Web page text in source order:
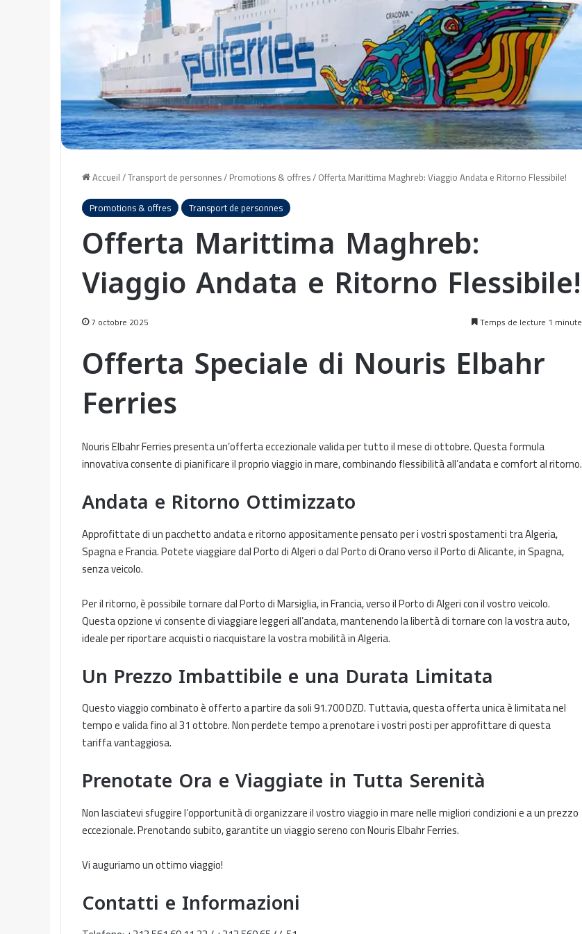
Accueil/Transport de personnes/Promotions & offres/Offerta Marittima Maghreb: Viaggio Andata e Ritorno Flessibile!
Promotions & offres
Transport de personnes
Offerta Marittima Maghreb:
Viaggio Andata e Ritorno Flessibile!
7 octobre 2025 Temps de lecture 1 minute
Offerta Speciale di Nouris Elbahr
Ferries
Nouris Elbahr Ferries presenta un’offerta eccezionale valida per tutto il mese di ottobre. Questa formula
innovativa consente di pianificare il proprio viaggio in mare, combinando flessibilità all’andata e comfort al ritorno.
Andata e Ritorno Ottimizzato
Approfittate di un pacchetto andata e ritorno appositamente pensato per i vostri spostamenti tra Algeria,
Spagna e Francia. Potete viaggiare dal Porto di Algeri o dal Porto di Orano verso il Porto di Alicante, in Spagna,
senza veicolo.
Per il ritorno, è possibile tornare dal Porto di Marsiglia, in Francia, verso il Porto di Algeri con il vostro veicolo.
Questa opzione vi consente di viaggiare leggeri all’andata, mantenendo la libertà di tornare con la vostra auto,
ideale per riportare acquisti o riacquistare la vostra mobilità in Algeria.
Un Prezzo Imbattibile e una Durata Limitata
Questo viaggio combinato è offerto a partire da soli 91.700 DZD. Tuttavia, questa offerta unica è limitata nel
tempo e valida fino al 31 ottobre. Non perdete tempo a prenotare i vostri posti per approfittare di questa
tariffa vantaggiosa.
Prenotate Ora e Viaggiate in Tutta Serenità
Non lasciatevi sfuggire l’opportunità di organizzare il vostro viaggio in mare nelle migliori condizioni e a un prezzo
eccezionale. Prenotando subito, garantite un viaggio sereno con Nouris Elbahr Ferries.
Vi auguriamo un ottimo viaggio!
Contatti e Informazioni